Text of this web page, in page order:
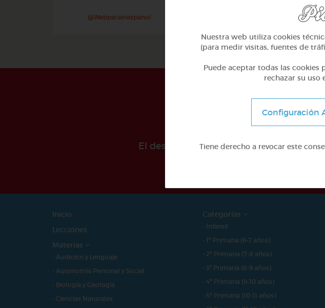
@Webparaelespanol @Webparaelespanol
El desarollo de este proyecto ha sido
Inicio
Lecciones
Materias
- Audición y Lenguaje
- Autonomía Personal y Social
- Biología y Geología
- Ciencias Naturales
Categorías
- Infantil
- 1º Primaria (6-7 años)
- 2º Primaria (7-8 años)
- 3º Primaria (8-9 años)
- 4º Primaria (9-10 años)
- 5º Primaria (10-11 años)
Nuestra web utiliza cookies
(para medir visitas, fuentes de
Puede aceptar todas las cookies
rechazar su uso
Configuración
Tiene derecho a revocar este